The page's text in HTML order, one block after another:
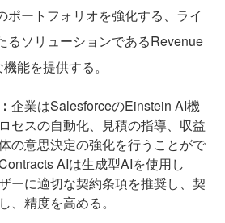
ポートフォリオを強化する、ライ
るソリューションであるRevenue
能を提供する。
企業はSalesforceのEinstein AI機
セスの自動化、見積の指導、収益
の意思決定の強化を行うことがで
AIは生成型AIを使用し
ーに適切な契約条項を推奨し、契
、精度を高める。